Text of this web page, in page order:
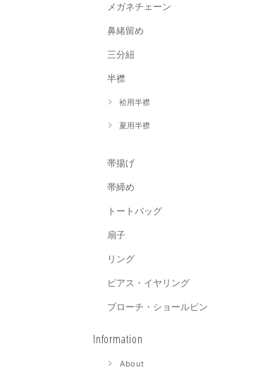
メガネチェーン
鼻緒留め
三分紐
半襟
袷用半襟
夏用半襟
帯揚げ
帯締め
トートバッグ
扇子
リング
ピアス・イヤリング
ブローチ・ショールピン
Information
About